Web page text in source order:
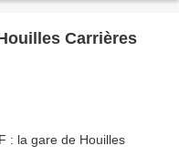
Carrières